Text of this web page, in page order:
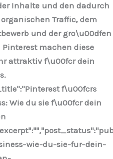
Inhalte und den dadurch
Traffic, dem
und der gro\u00dfen
machen diese
attraktiv f\u00fcr dein
f\u00fcrs
Wie du sie f\u00fcr dein
wie-du-sie-fur-dein-